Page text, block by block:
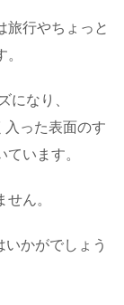
旅行やちょっと
なり、
入った表面のす
います。
ん。
かがでしょう